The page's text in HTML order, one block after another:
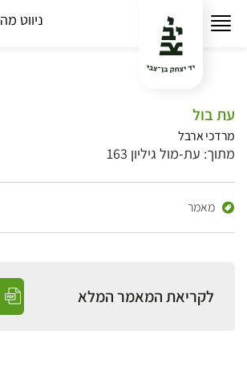
ניווט
עת בול
מרדכי ארבל
מתוך: עת-מול גיליון 163
מאמר
לקריאת המאמר המלא